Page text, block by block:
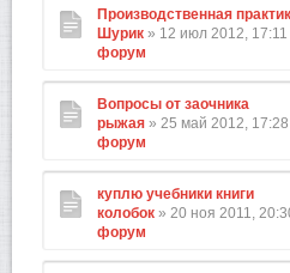
Производственная
Шурик » 12 июл 2012,
форум
Вопросы от заочника
рыжая » 25 май 2012,
форум
куплю учебники книги
колобок » 20 ноя 2011,
форум